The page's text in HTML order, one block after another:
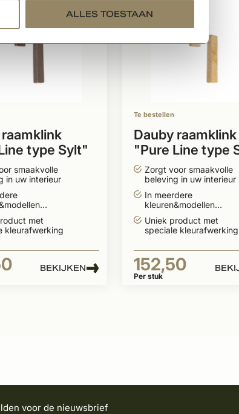
ALLES TOESTAAN
type Sylt"
smaakvolle
in uw interieur
met
kleurafwerking
BEKIJKEN
Te bestellen
Dauby raamklink
"Pure Line type
brons gepolijst
Zorgt voor smaakvolle
beleving in uw interieur
In meerdere
kleuren&modellen
Uniek product met
speciale kleurafwerking
152,50
Per stuk
voor de nieuwsbrief